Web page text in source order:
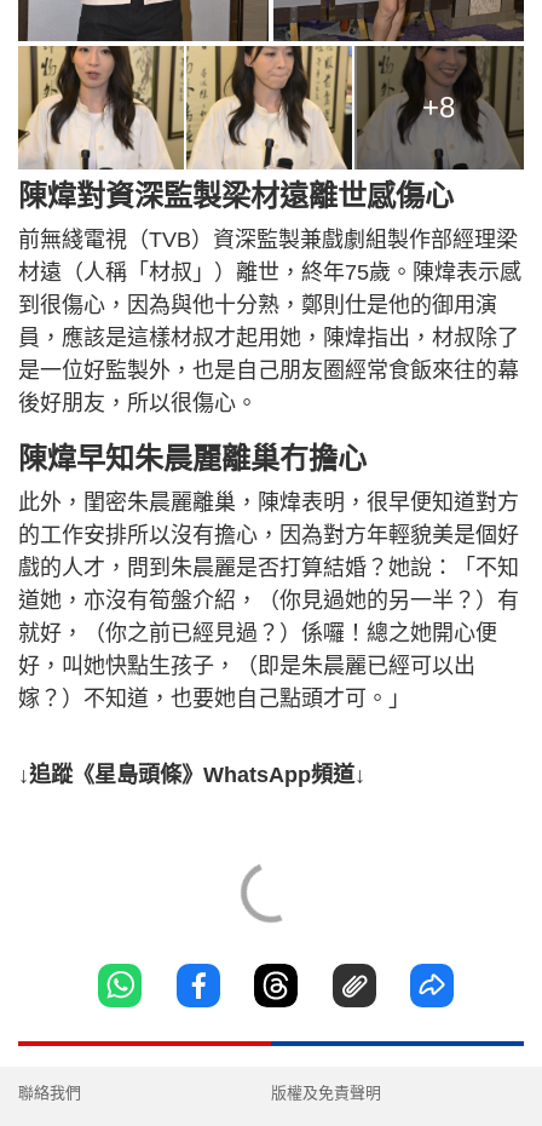
+8
陳煒對資深監製梁材遠離世感傷心
前無綫電視（TVB）資深監製兼戲劇組製作部經理梁
材遠（人稱「材叔」）離世，終年75歲。陳煒表示感
到很傷心，因為與他十分熟，鄭則仕是他的御用演
員，應該是這樣材叔才起用她，陳煒指出，材叔除了
是一位好監製外，也是自己朋友圈經常食飯來往的幕
後好朋友，所以很傷心。
陳煒早知朱晨麗離巢冇擔心
此外，閨密朱晨麗離巢，陳煒表明，很早便知道對方
的工作安排所以沒有擔心，因為對方年輕貌美是個好
戲的人才，問到朱晨麗是否打算結婚？她說：「不知
道她，亦沒有筍盤介紹，（你見過她的另一半？）有
就好，（你之前已經見過？）係囉！總之她開心便
好，叫她快點生孩子，（即是朱晨麗已經可以出
嫁？）不知道，也要她自己點頭才可。」
↓追蹤《星島頭條》WhatsApp頻道↓
聯絡我們 版權及免責聲明